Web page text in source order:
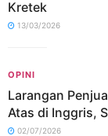
Kretek
13/03/2026
OPINI
Larangan
Atas di Inggris,
02/07/2026